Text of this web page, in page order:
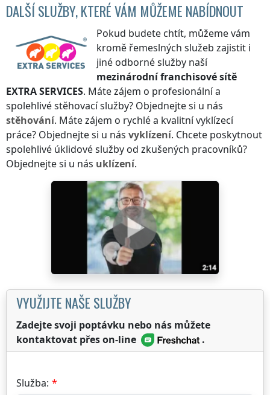
DALŠÍ SLUŽBY, KTERÉ VÁM MŮŽEME NABÍDNOUT
Pokud budete chtít, můžeme vám
kromě řemeslných služeb zajistit i
jiné odborné služby naší
mezinárodní franchisové sítě
EXTRA SERVICES. Máte zájem o profesionální a
spolehlivé stěhovací služby? Objednejte si u nás
stěhování. Máte zájem o rychlé a kvalitní vyklízecí
práce? Objednejte si u nás vyklízení. Chcete poskytnout
spolehlivé úklidové služby od zkušených pracovníků?
Objednejte si u nás uklízení.
VYUŽIJTE NAŠE SLUŽBY
Zadejte svoji poptávku nebo nás můžete
kontaktovat přes on-line
.
Služba: